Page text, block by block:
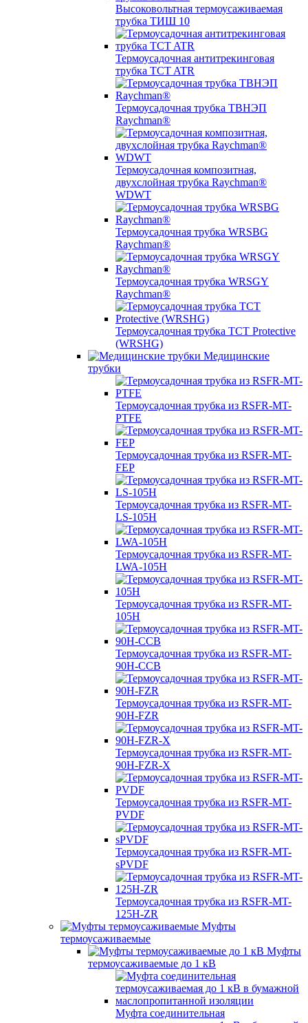
Высоковольтная термоусаживаемая
трубка ТИШ 10
Термоусадочная антитрекинговая
трубка TCT ATR
Термоусадочная трубка ТВНЭП
Raychman®
Термоусадочная композитная,
двухслойная трубка Raychman®
WDWT
Термоусадочная трубка WRSBG
Raychman®
Термоусадочная трубка WRSGY
Raychman®
Термоусадочная трубка TCT Protective
(WRSHG)
Медицинские
трубки
Термоусадочная трубка из RSFR-MT-
PTFE
Термоусадочная трубка из RSFR-MT-
FEP
Термоусадочная трубка из RSFR-MT-
LS-105H
Термоусадочная трубка из RSFR-MT-
LWA-105H
Термоусадочная трубка из RSFR-MT-
105H
Термоусадочная трубка из RSFR-MT-
90H-CCB
Термоусадочная трубка из RSFR-MT-
90H-FZR
Термоусадочная трубка из RSFR-MT-
90H-FZR-X
Термоусадочная трубка из RSFR-MT-
PVDF
Термоусадочная трубка из RSFR-MT-
sPVDF
Термоусадочная трубка из RSFR-MT-
125H-ZR
Муфты
термоусаживаемые
Муфты
термоусаживаемые до 1 кВ
Муфта соединительная